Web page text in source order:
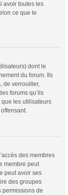
avoir toutes les
ce que le
dont le
du forum. Ils
de verrouiller,
forums qu’ils
les utilisateurs
des membres
membre peut
peut avoir ses
des groupes
permissions de